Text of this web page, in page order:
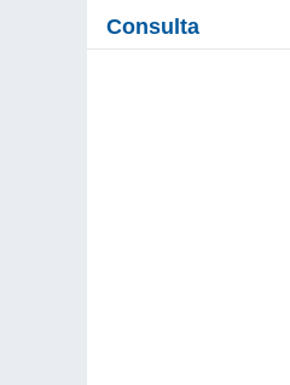
Consulta